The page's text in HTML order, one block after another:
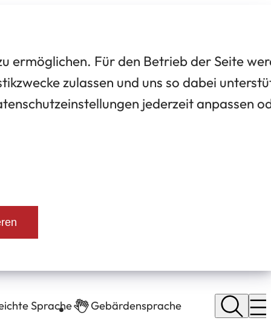
ermöglichen. Für den Betrieb der Seite
zulassen und uns so dabei
jederzeit anpassen
Sprache Gebärdensprache